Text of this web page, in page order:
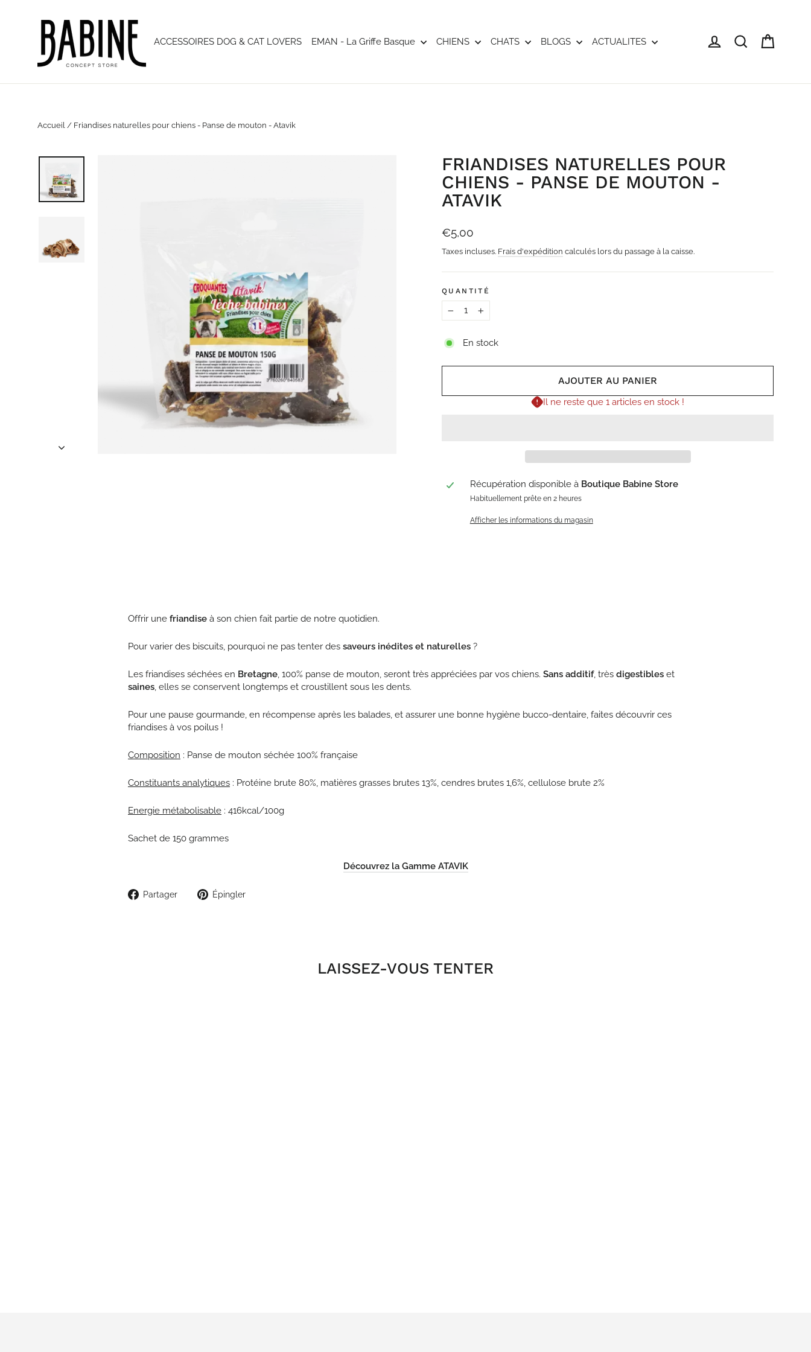
ACCESSOIRES DOG & CAT LOVERS
EMAN - La Griffe Basque CHIENS CHATS BLOGS ACTUALITES Se connecterRechercher
Accueil / Friandises naturelles pour chiens - Panse de mouton - Atavik
FRIANDISES NATURELLES POUR
CHIENS - PANSE DE MOUTON -
ATAVIK
Prix
€5,00
Taxes incluses. Frais d'expédition calculés lors du passage à la caisse.
QUANTITÉ
+
En stock
AJOUTER AU PANIER
Il ne reste que 1 articles en stock !
Récupération disponible à Boutique Babine Store
Habituellement prête en 2 heures
Afficher les informations du magasin
Offrir une friandise à son chien fait partie de notre quotidien.
Pour varier des biscuits, pourquoi ne pas tenter des saveurs inédites et naturelles ?
Les friandises séchées en Bretagne, 100% panse de mouton, seront très appréciées par vos chiens. Sans additif, très digestibles et
saines, elles se conservent longtemps et croustillent sous les dents.
Pour une pause gourmande, en récompense après les balades, et assurer une bonne hygiène bucco-dentaire, faites découvrir ces
friandises à vos poilus !
Composition : Panse de mouton séchée 100% française
Constituants analytiques : Protéine brute 80%, matières grasses brutes 13%, cendres brutes 1,6%, cellulose brute 2%
Energie métabolisable : 416kcal/100g
Sachet de 150 grammes
Découvrez la Gamme ATAVIK
Partager
PartagerÉpingler
LAISSEZ-VOUS TENTER